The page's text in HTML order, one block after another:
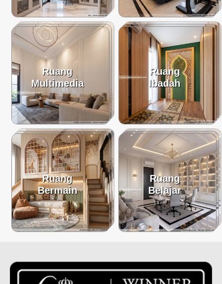
Ruang
Multimedia
Ruang
Ibadah
Ruang
Bermain
Ruang
Belajar